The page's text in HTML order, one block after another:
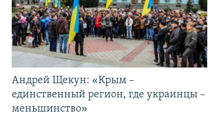
Андрей Щекун: «Крым –
единственный регион, где украинцы –
меньшинство»